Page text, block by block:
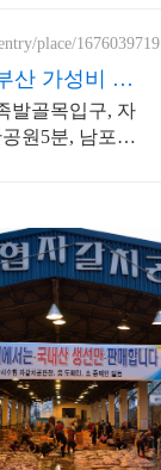
place/1676039719
산 가성비 숙
발골목입구, 자
원5분, 남포동